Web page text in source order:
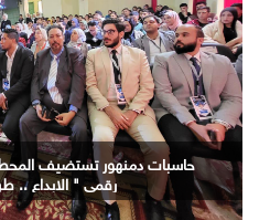
حاسبات دمنهور تستضيف
رقمي " الابداع ..